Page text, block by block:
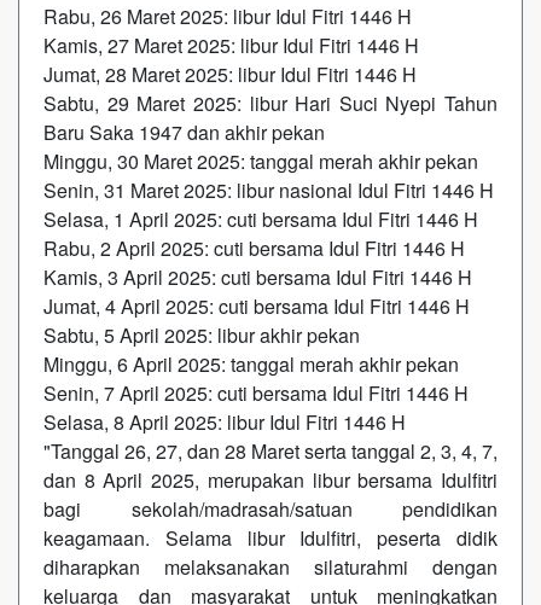
Rabu, 26 Maret 2025: libur Idul Fitri 1446 H
Kamis, 27 Maret 2025: libur Idul Fitri 1446 H
Jumat, 28 Maret 2025: libur Idul Fitri 1446 H
Sabtu, 29 Maret 2025: libur Hari Suci Nyepi Tahun
Baru Saka 1947 dan akhir pekan
Minggu, 30 Maret 2025: tanggal merah akhir pekan
Senin, 31 Maret 2025: libur nasional Idul Fitri 1446 H
Selasa, 1 April 2025: cuti bersama Idul Fitri 1446 H
Rabu, 2 April 2025: cuti bersama Idul Fitri 1446 H
Kamis, 3 April 2025: cuti bersama Idul Fitri 1446 H
Jumat, 4 April 2025: cuti bersama Idul Fitri 1446 H
Sabtu, 5 April 2025: libur akhir pekan
Minggu, 6 April 2025: tanggal merah akhir pekan
Senin, 7 April 2025: cuti bersama Idul Fitri 1446 H
Selasa, 8 April 2025: libur Idul Fitri 1446 H
"Tanggal 26, 27, dan 28 Maret serta tanggal 2, 3, 4, 7,
dan 8 April 2025, merupakan libur bersama Idulfitri
bagi sekolah/madrasah/satuan pendidikan
keagamaan. Selama libur Idulfitri, peserta didik
diharapkan melaksanakan silaturahmi dengan
keluarga dan masyarakat untuk meningkatkan